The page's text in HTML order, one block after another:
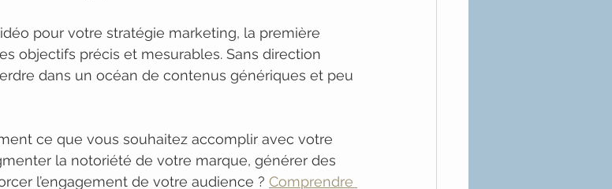
pour votre stratégie marketing, la première
objectifs précis et mesurables. Sans direction
dans un océan de contenus génériques et peu
ce que vous souhaitez accomplir avec votre
la notoriété de votre marque, générer des
l’engagement de votre audience ? Comprendre